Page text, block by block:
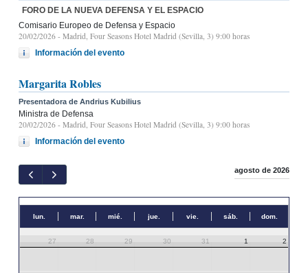
FORO DE LA NUEVA DEFENSA Y EL ESPACIO
Comisario Europeo de Defensa y Espacio
20/02/2026 - Madrid, Four Seasons Hotel Madrid (Sevilla, 3) 9:00 horas
Información del evento
Margarita Robles
Presentadora de Andrius Kubilius
Ministra de Defensa
20/02/2026 - Madrid, Four Seasons Hotel Madrid (Sevilla, 3) 9:00 horas
Información del evento
agosto de 2026
lun. mar. mié. jue. vie. sáb. dom.
27 28 29 30 31 1 2